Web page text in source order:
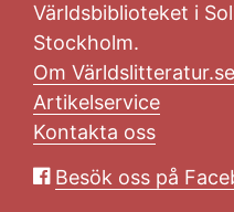
Världsbiblioteket i
Stockholm.
Om Världslitteratur.se
Artikelservice
Kontakta oss
Besök oss på